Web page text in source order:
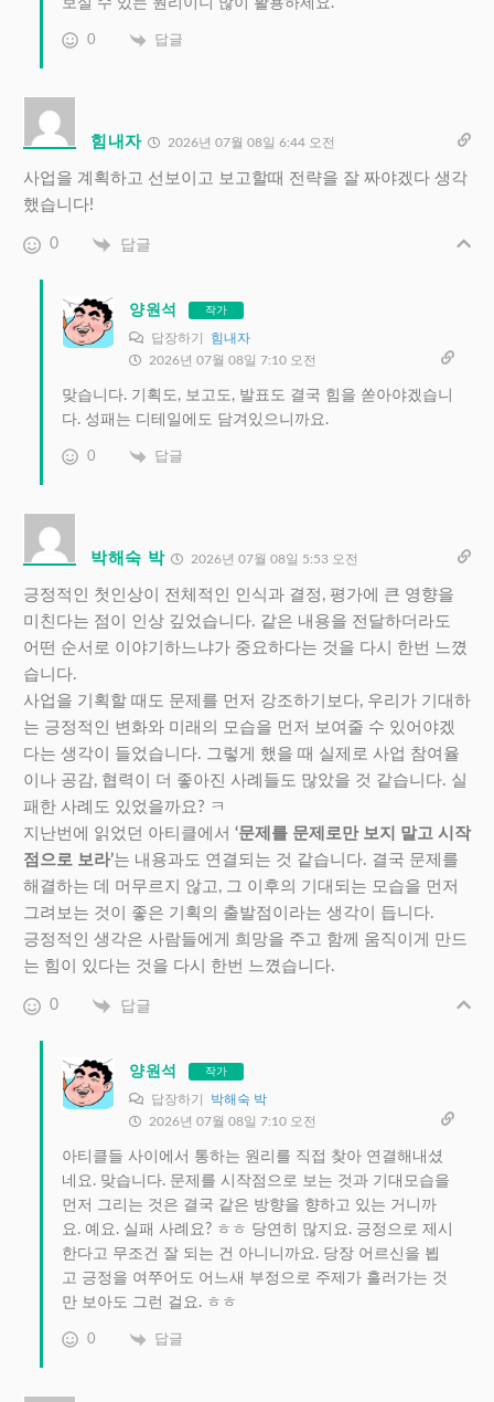
0 답글
힘내자 2026년 07월 08일 6:44 오전
사업을 계획하고 선보이고 보고할때 전략을 잘 짜야겠다 생각
했습니다!
0 답글
양원석 작가
답장하기 힘내자
2026년 07월 08일 7:10 오전
맞습니다. 기획도, 보고도, 발표도 결국 힘을 쏟아야겠습니
다. 성패는 디테일에도 담겨있으니까요.
0 답글
박해숙 박 2026년 07월 08일 5:53 오전
긍정적인 첫인상이 전체적인 인식과 결정, 평가에 큰 영향을
미친다는 점이 인상 깊었습니다. 같은 내용을 전달하더라도
어떤 순서로 이야기하느냐가 중요하다는 것을 다시 한번 느꼈
습니다.
사업을 기획할 때도 문제를 먼저 강조하기보다, 우리가 기대하
는 긍정적인 변화와 미래의 모습을 먼저 보여줄 수 있어야겠
다는 생각이 들었습니다. 그렇게 했을 때 실제로 사업 참여율
이나 공감, 협력이 더 좋아진 사례들도 많았을 것 같습니다. 실
패한 사례도 있었을까요? ㅋ
지난번에 읽었던 아티클에서 ‘문제를 문제로만 보지 말고 시작
점으로 보라’​는 내용과도 연결되는 것 같습니다. 결국 문제를
해결하는 데 머무르지 않고, 그 이후의 기대되는 모습을 먼저
그려보는 것이 좋은 기획의 출발점이라는 생각이 듭니다.
긍정적인 생각은 사람들에게 희망을 주고 함께 움직이게 만드
는 힘이 있다는 것을 다시 한번 느꼈습니다.
0 답글
양원석 작가
답장하기 박해숙 박
2026년 07월 08일 7:10 오전
아티클들 사이에서 통하는 원리를 직접 찾아 연결해내셨
네요. 맞습니다. 문제를 시작점으로 보는 것과 기대모습을
먼저 그리는 것은 결국 같은 방향을 향하고 있는 거니까
요. 예요. 실패 사례요? ㅎㅎ 당연히 많지요. 긍정으로 제시
한다고 무조건 잘 되는 건 아니니까요. 당장 어르신을 뵙
고 긍정을 여쭈어도 어느새 부정으로 주제가 흘러가는 것
만 보아도 그런 걸요. ㅎㅎ
0 답글